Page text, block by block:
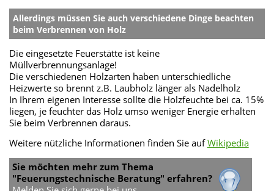
Allerdings müssen Sie auch verschiedene Dinge beachten
beim Verbrennen von Holz
Die eingesetzte Feuerstätte ist keine
Müllverbrennungsanlage!
Die verschiedenen Holzarten haben unterschiedliche
Heizwerte so brennt z.B. Laubholz länger als Nadelholz
In Ihrem eigenen Interesse sollte die Holzfeuchte bei ca. 15%
liegen, je feuchter das Holz umso weniger Energie erhalten
Sie beim Verbrennen daraus.
Weitere nützliche Informationen finden Sie aufWikipedia
Sie möchten mehr zum Thema
"Feuerungstechnische Beratung" erfahren?